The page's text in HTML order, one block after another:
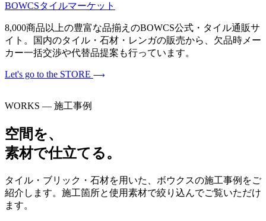
BOWCSタイルマーケット
8,000商品以上の豊富な品揃えのBOWCS公式・タイル通販サ
イト。国内のタイル・石材・レンガの販売から、欠品時メー
カー一括交渉や代替品提案も行っています。
Let's go to the STORE
WORKS — 施工事例
空間を、
素材で仕立てる。
タイル・ブリック・石材を用いた、ボウクスの施工事例をご
紹介します。施工箇所と使用素材で絞り込んでご覧いただけ
ます。